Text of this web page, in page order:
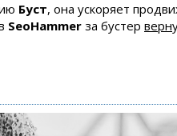
Буст, она ускоряет
SeoHammer за бустер